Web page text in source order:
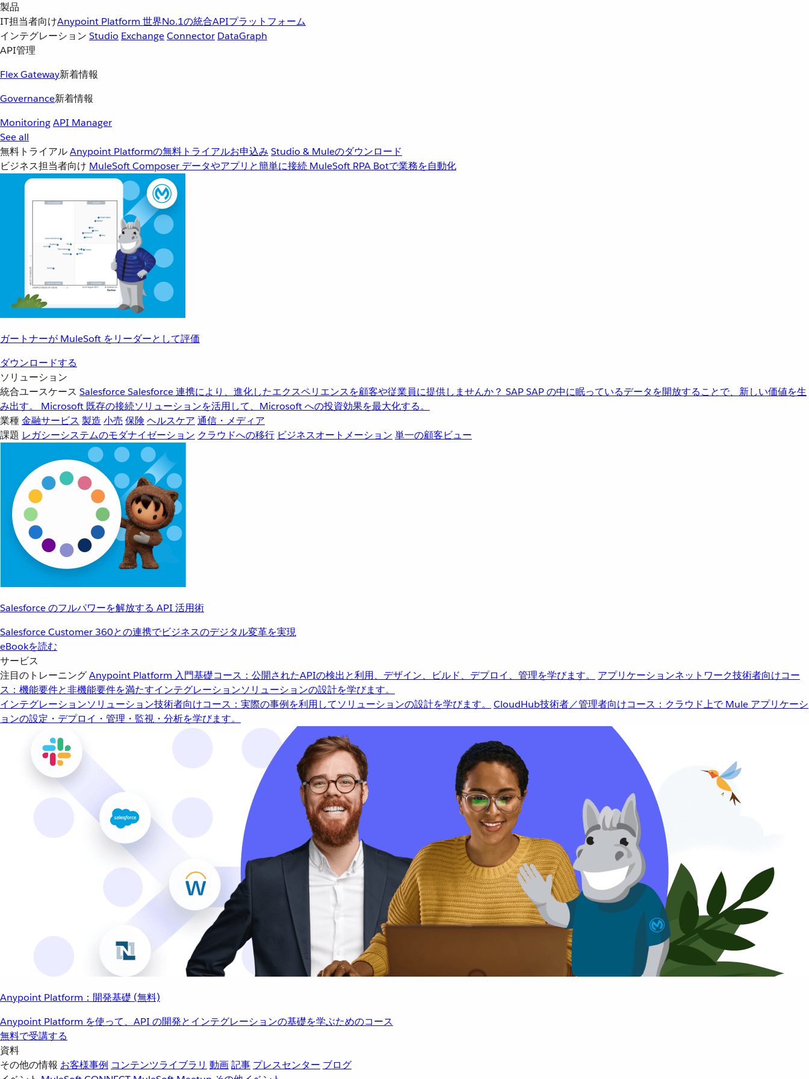
製品
IT担当者向けAnypoint Platform 世界No.1の統合APIプラットフォーム
インテグレーション Studio ExchangeConnector DataGraph
API管理
Flex Gateway新着情報
Governance新着情報
MonitoringAPI Manager
See all
無料トライアルAnypoint Platformの無料トライアルお申込み Studio & Muleのダウンロード
ビジネス担当者向け MuleSoft Composer データやアプリと簡単に接続 MuleSoft RPA Botで業務を自動化
ガートナーが MuleSoft をリーダーとして評価
ダウンロードする
ソリューション
統合ユースケース SalesforceSalesforce 連携により、進化したエクスペリエンスを顧客や従業員に提供しませんか？ SAPSAP の中に眠っているデータを開放することで、新しい価値を生
み出す。
Microsoft 既存の接続ソリューションを活用して、Microsoft への投資効果を最大化する。
業種金融サービス 製造 小売 保険 ヘルスケア 通信・メディア
課題 レガシーシステムのモダナイゼーション クラウドへの移行 ビジネスオートメーション 単一の顧客ビュー
Salesforce のフルパワーを解放する API 活用術
Salesforce Customer 360との連携でビジネスのデジタル変革を実現
eBookを読む
サービス
注目のトレーニングAnypoint Platform 入門基礎コース：公開されたAPIの検出と利用、デザイン、ビルド、デプロイ、管理を学びます。 アプリケーションネットワーク技術者向けコー
ス：機能要件と非機能要件を満たすインテグレーションソリューションの設計を学びます。
インテグレーションソリューション技術者向けコース：実際の事例を利用してソリューションの設計を学びます。 CloudHub技術者／管理者向けコース：クラウド上で Mule アプリケーシ
ョンの設定・デプロイ・管理・監視・分析を学びます。
Anypoint Platform：開発基礎 (無料)
Anypoint Platform を使って、API の開発とインテグレーションの基礎を学ぶためのコース
無料で受講する
資料
その他の情報 お客様事例 コンテンツライブラリ 動画記事 プレスセンター ブログ